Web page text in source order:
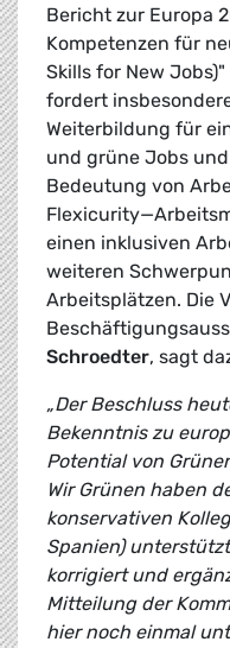
Bericht zur Europa
Kompetenzen für
Skills for New
fordert
Weiterbildung für
und grüne Jobs
Bedeutung von
einen inklusiven
weiteren
Arbeitsplätzen. Die
Schroedter, sagt
„Der Beschluss
Bekenntnis zu
Potential von
Wir Grünen haben
konservativen
Spanien)
korrigiert und
Mitteilung der
hier noch einmal